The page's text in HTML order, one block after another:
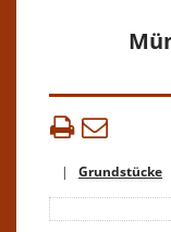
| Grundstücke